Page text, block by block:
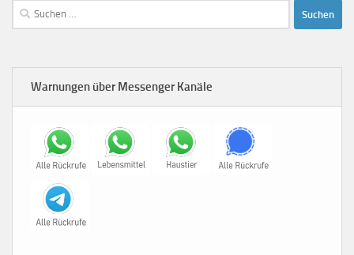
Suchen
nach:
Warnungen über Messenger Kanäle